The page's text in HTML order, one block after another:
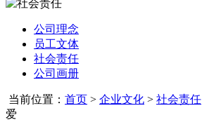
公司理念
员工文体
社会责任
公司画册
当前位置： 首页 > 企业文化 > 社会责任
爱